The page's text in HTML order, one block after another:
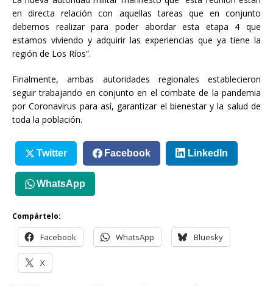
en directa relación con aquellas tareas que en conjunto
debemos realizar para poder abordar esta etapa 4 que
estamos viviendo y adquirir las experiencias que ya tiene la
región de Los Ríos”.
Finalmente, ambas autoridades regionales establecieron
seguir trabajando en conjunto en el combate de la pandemia
por Coronavirus para así, garantizar el bienestar y la salud de
toda la población.
Twitter Facebook LinkedIn
WhatsApp
Compártelo:
Facebook WhatsApp Bluesky
X